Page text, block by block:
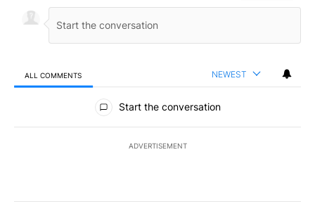
ALL COMMENTS NEWEST
All Comments
Start the conversation
ADVERTISEMENT